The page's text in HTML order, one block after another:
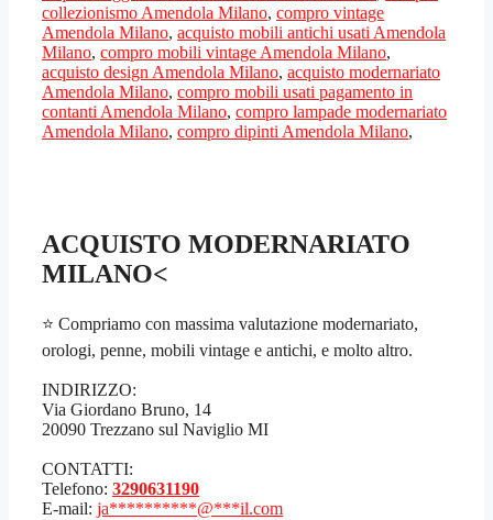
collezionismo Amendola Milano, compro vintage
Amendola Milano, acquisto mobili antichi usati Amendola
Milano, compro mobili vintage Amendola Milano,
acquisto design Amendola Milano, acquisto modernariato
Amendola Milano, compro mobili usati pagamento in
contanti Amendola Milano, compro lampade modernariato
Amendola Milano, compro dipinti Amendola Milano,
ACQUISTO MODERNARIATO
MILANO<
⭐ Compriamo con massima valutazione modernariato,
orologi, penne, mobili vintage e antichi, e molto altro.
INDIRIZZO:
Via Giordano Bruno, 14
20090 Trezzano sul Naviglio MI
CONTATTI:
Telefono: 3290631190
E-mail: ja**********@***il.com